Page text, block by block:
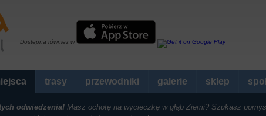
Dostepna również w
trasy przewodniki galerie sklep
odwiedzenia! Masz ochotę na wycieczkę w głąb Ziemi? Szukasz